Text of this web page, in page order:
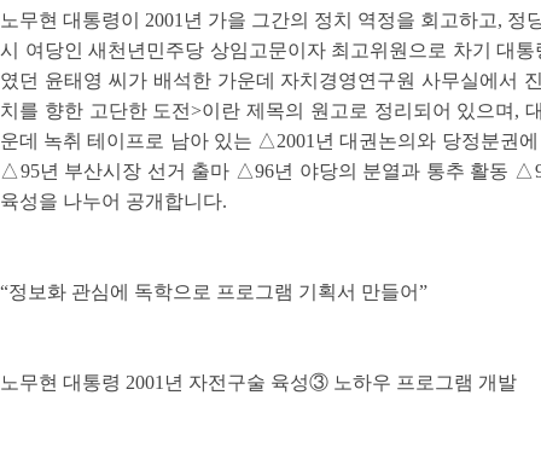
노무현 대통령이 2001년 가을 그간의 정치 역정을 회고하고,
시 여당인 새천년민주당 상임고문이자 최고위원으로 차기 대
였던 윤태영 씨가 배석한 가운데 자치경영연구원 사무실에서
치를 향한 고단한 도전>이란 제목의 원고로 정리되어 있으며,
운데 녹취 테이프로 남아 있는 △2001년 대권논의와 당정분권
△95년 부산시장 선거 출마 △96년 야당의 분열과 통추 활동
육성을 나누어 공개합니다.
“정보화 관심에 독학으로 프로그램 기획서 만들어”
노무현 대통령 2001년 자전구술 육성③ 노하우 프로그램 개발